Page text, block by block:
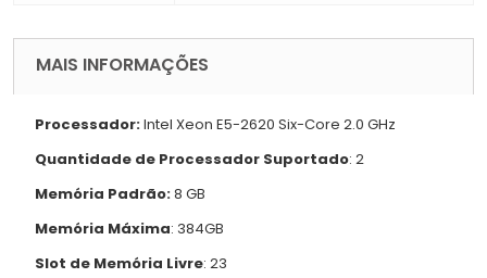
MAIS INFORMAÇÕES
Processador:Intel Xeon E5-2620 Six-Core 2.0 GHz
Quantidade de Processador Suportado: 2
Memória Padrão:8 GB
Memória Máxima: 384GB
Slot de Memória Livre: 23